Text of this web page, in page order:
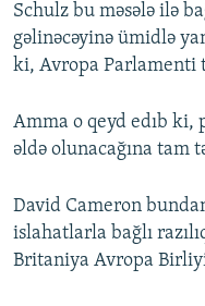
Schulz bu məsələ ilə
gəlinəcəyinə ümidlə
ki, Avropa Parlamenti
Amma o qeyd edıb ki,
əldə olunacağına tam
David Cameron
islahatlarla bağlı
Britaniya Avropa